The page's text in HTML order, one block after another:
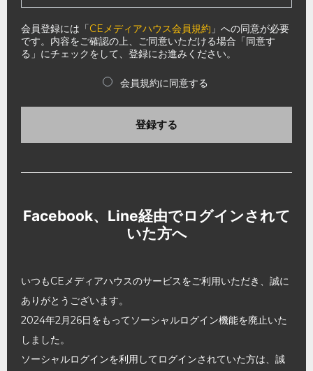
会員登録には「CEメディアハウス会員規約 」への同意が必要
です。内容をご確認の上、ご同意いただける場合「同意す
る」にチェックをして、登録にお進みください。
会員規約に同意する
登録する
Facebook、Line経由でログインされて
いた方へ
いつもCEメディアハウスのサービスをご利用いただき、誠に
ありがとうございます。
2024年2月26日をもってソーシャルログイン機能を廃止いた
しました。
ソーシャルログインを利用してログインされていた方は、誠